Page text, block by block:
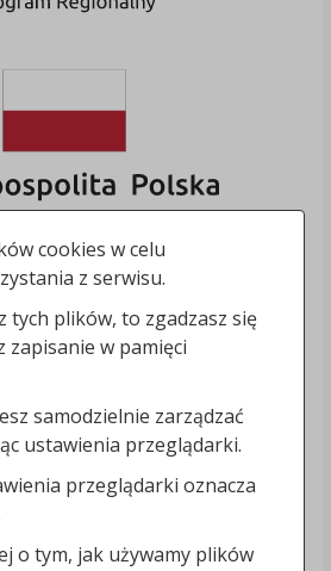
cookies w celu
z serwisu.
tych plików, to zgadzasz się
zapisanie w pamięci
samodzielnie zarządzać
ustawienia przeglądarki.
przeglądarki oznacza
o tym, jak używamy plików